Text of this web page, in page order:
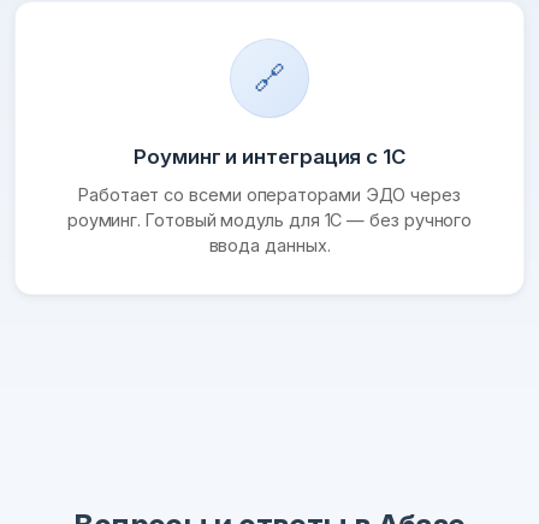
🔗
Роуминг и интеграция с 1С
Работает со всеми операторами ЭДО через
роуминг. Готовый модуль для 1С — без ручного
ввода данных.